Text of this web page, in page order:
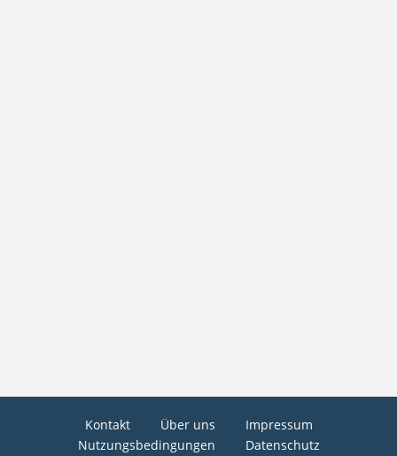
Kontakt Über uns
Impressum
Nutzungsbedingungen
Datenschutz